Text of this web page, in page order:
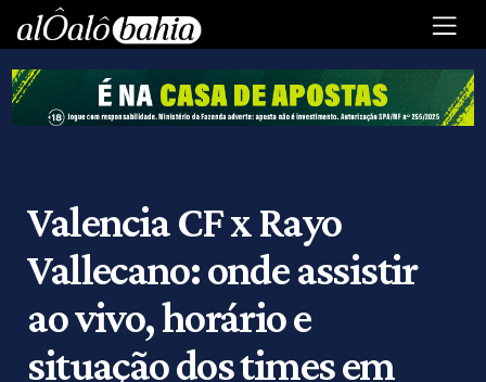
Valencia CF x Rayo
Vallecano: onde assistir
ao vivo, horário e
situação dos times em